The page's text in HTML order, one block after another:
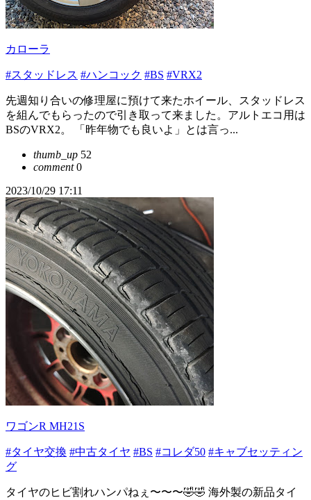
カローラ
#スタッドレス #ハンコック #BS #VRX2
先週知り合いの修理屋に預けて来たホイール、スタッドレス
を組んでもらったので引き取って来ました。アルトエコ用は
BSのVRX2。 「昨年物でも良いよ」とは言っ...
thumb_up 52
comment0
2023/10/29 17:11
ワゴンR MH21S
#タイヤ交換 #中古タイヤ #BS #コレダ50 #キャブセッティン
グ
タイヤのヒビ割れハンパねぇ〜〜〜🤣🤣 海外製の新品タイ